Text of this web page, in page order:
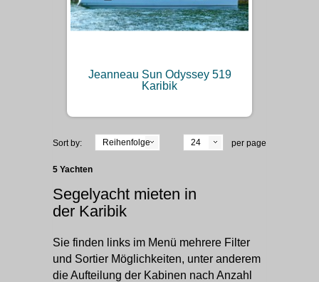
Jeanneau Sun Odyssey 519
Karibik
Sort by: Reihenfolge 24 per page
5 Yachten
Segelyacht mieten in
der Karibik
Sie finden links im Menü mehrere Filter
und Sortier Möglichkeiten, unter anderem
die Aufteilung der Kabinen nach Anzahl